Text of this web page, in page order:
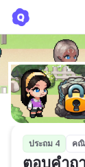
ประถม 4 ค
ตอบคำถ